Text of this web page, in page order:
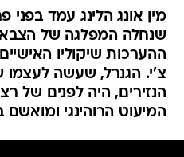
מין אונג הלינג עמד
שנחלה המפלגה של הצבא
ההערכות שיקוליו
צ'י. הגנרל, שעשה
הנזירים, היה לפנים של
המיעוט הרוהינגי